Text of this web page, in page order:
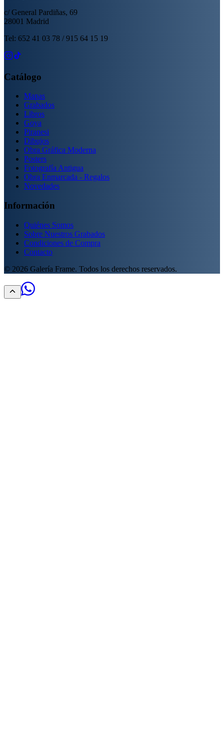
c/ General Pardiñas, 69
28001 Madrid
Tel: 652 41 03 78 / 915 64 15 19
Catálogo
Mapas
Grabados
Libros
Goya
Piranesi
Dibujos
Obra Gráfica Moderna
Posters
Fotografía Antigua
Obra Enmarcada - Regalos
Novedades
Información
Quiénes Somos
Sobre Nuestros Grabados
Condiciones de Compra
Contacto
© 2026 Galería Frame. Todos los derechos reservados.